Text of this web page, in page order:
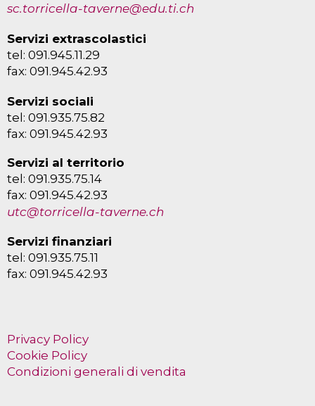
sc.torricella-taverne@edu.ti.ch
Servizi extrascolastici
tel: 091.945.11.29
fax: 091.945.42.93
Servizi sociali
tel: 091.935.75.82
fax: 091.945.42.93
Servizi al territorio
tel: 091.935.75.14
fax: 091.945.42.93
utc@torricella-taverne.ch
Servizi finanziari
tel: 091.935.75.11
fax: 091.945.42.93
Privacy Policy
Cookie Policy
Condizioni generali di vendita